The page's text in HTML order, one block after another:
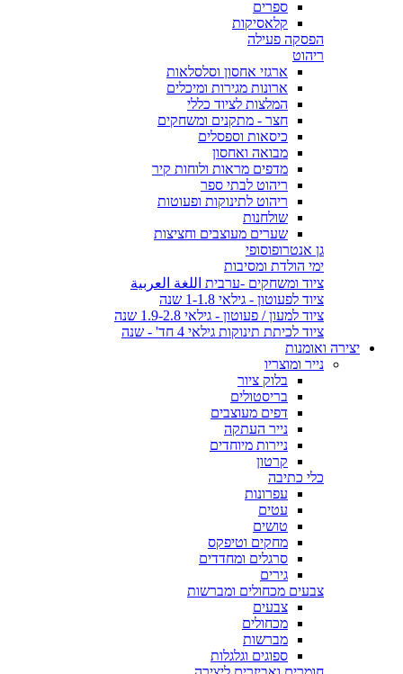
ספרים
קלאסיקות
הפסקה פעילה
ריהוט
ארגזי אחסון וסלסלאות
ארונות מגירות ומיכלים
המלצות לציוד כללי
חצר - מתקנים ומשחקים
כיסאות וספסלים
מבואה ואחסון
מדפים מראות ולוחות קיר
ריהוט לבתי ספר
ריהוט לתינוקות ופעוטות
שולחנות
שערים מעוצבים וחציצות
גן אנטרופוסופי
ימי הולדת ומסיבות
ציוד ומשחקים -ערבית اللغة العربية
ציוד לפעוטון - גילאי 1-1.8 שנה
ציוד למעון / פעוטון - גילאי 1.9-2.8 שנה
ציוד לכיתת תינוקות גילאי 4 חד' - שנה
יצירה ואומנות
נייר ומוצריו
בלוק ציור
בריסטולים
דפים מעוצבים
נייר העתקה
ניירות מיוחדים
קרטון
כלי כתיבה
עפרונות
עטים
טושים
מחקים וטיפקס
סרגלים ומחדדים
גירים
צבעים מכחולים ומברשות
צבעים
מכחולים
מברשות
ספוגים וגלגלות